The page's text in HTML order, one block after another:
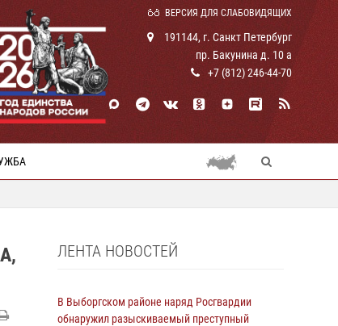
ВЕРСИЯ ДЛЯ СЛАБОВИДЯЩИХ
191144, г. Санкт Петербург
пр. Бакунина д. 10 а
+7 (812) 246-44-70
ЛЕНТА НОВОСТЕЙ
В Выборгском районе наряд Росгвардии
обнаружил разыскиваемый преступный